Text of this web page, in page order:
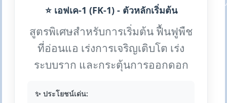
⭐ เอฟเค-1 (FK-1) - ตัวหลักเริ่มต้น
สูตรพิเศษสำหรับการเริ่มต้น ฟื้นฟูพืช
ที่อ่อนแอ เร่งการเจริญเติบโต เร่ง
ระบบราก และกระตุ้นการออกดอก
✨ ประโยชน์เด่น: